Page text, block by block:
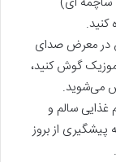
در معرض صدای
موزیک گوش کنید،
می‌شوید.
غذایی سالم و
پیشگیری از بروز